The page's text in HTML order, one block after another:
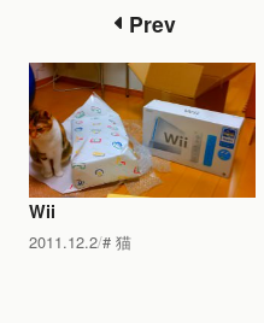
Prev
Wii
2011.12.2 猫